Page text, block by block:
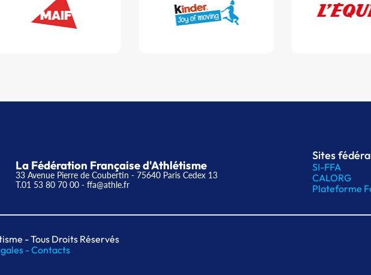
La Fédération Française d'Athlétisme
33 Avenue Pierre de Coubertin - 75640 Paris Cedex 13
T.01 53 80 70 00 - ffa@athle.fr
Sites
SI-FFA
CALORG
Plateforme
- Tous Droits Réservés
-Contacts